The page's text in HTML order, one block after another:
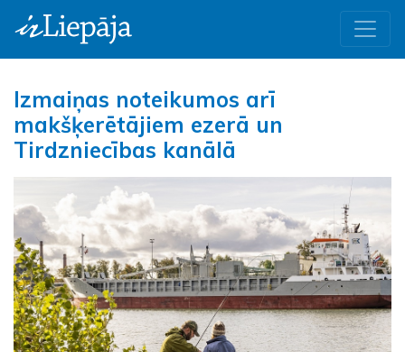
Izmaiņas noteikumos arī
makšķerētājiem ezerā un
Tirdzniecības kanālā